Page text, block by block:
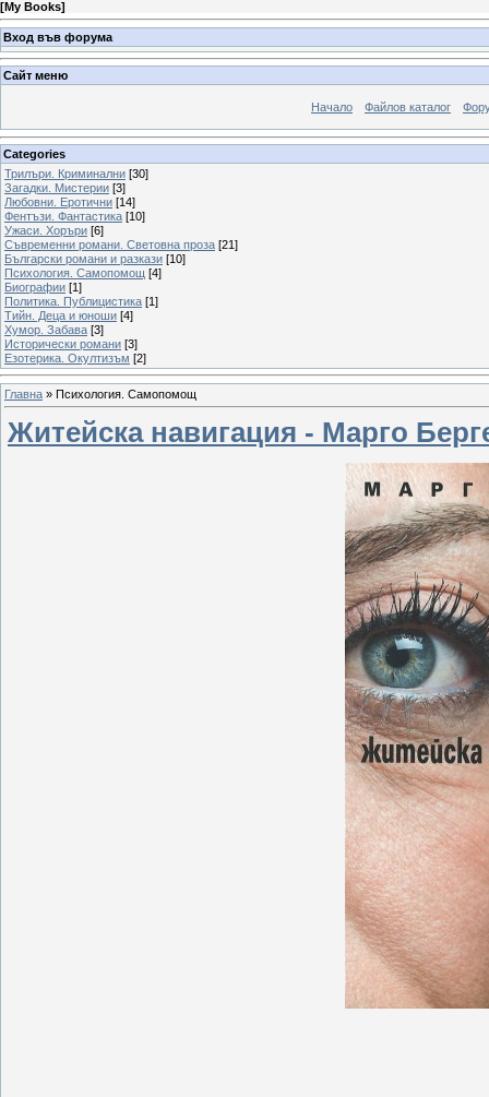
[My Books]
Вход във форума
Сайт меню
Начало Файлов каталог
Categories
Трилъри. Криминални [30]
Загадки. Мистерии [3]
Любовни. Еротични [14]
Фентъзи. Фантастика [10]
Ужаси. Хоръри [6]
Съвременни романи. Световна проза [21]
Български романи и разкази [10]
Психология. Самопомощ [4]
Биографии [1]
Политика. Публицистика [1]
Тийн. Деца и юноши [4]
Хумор. Забава [3]
Исторически романи [3]
Езотерика. Окултизъм [2]
Главна » Психология. Самопомощ
Житейска навигация - Марго